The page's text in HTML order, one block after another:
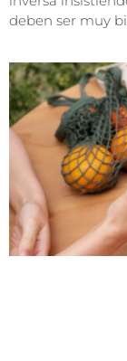
deben ser muy